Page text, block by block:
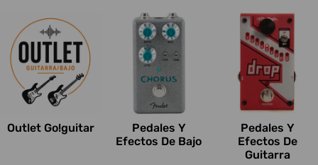
Outlet Go!guitar
Pedales Y
Efectos De Bajo
Pedales Y
Efectos De
Guitarra